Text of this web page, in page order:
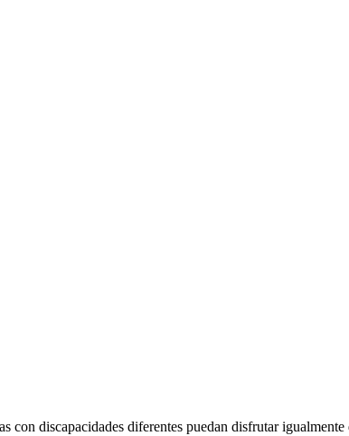
con discapacidades diferentes puedan disfrutar